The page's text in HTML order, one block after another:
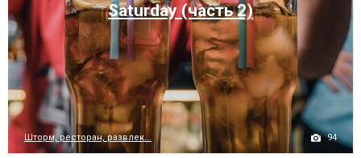
Saturday (часть 2)
Шторм, ресторан, развлек... 94